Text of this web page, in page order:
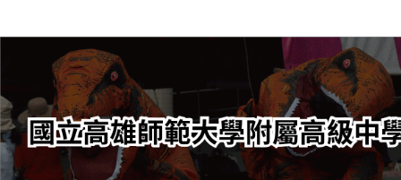
轉
要
內
容